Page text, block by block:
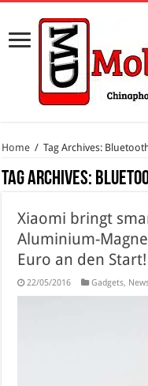
Home / Tag Archives:
Tag Archives:
Xiaomi bringt
Aluminium-
Euro an den Start!
22/05/2016 Gadgets,